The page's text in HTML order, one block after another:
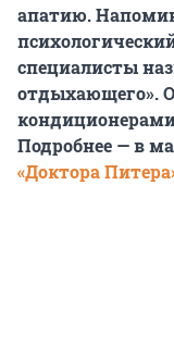
апатию.
специалисты
отдыхающего».
Подробнее — в
«Доктора